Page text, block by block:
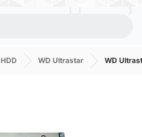
HDD WD Ultrastar WD